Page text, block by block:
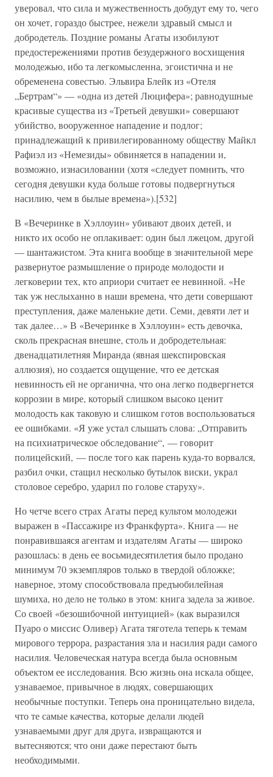
уверовал, что сила и мужественность добудут ему то, чего
он хочет, гораздо быстрее, нежели здравый смысл и
добродетель. Поздние романы Агаты изобилуют
предостережениями против безудержного восхищения
молодежью, ибо та легкомысленна, эгоистична и не
обременена совестью. Эльвира Блейк из «Отеля
„Бертрам“» — «одна из детей Люцифера»; равнодушные
красивые существа из «Третьей девушки» совершают
убийство, вооруженное нападение и подлог;
принадлежащий к привилегированному обществу Майкл
Рафиэл из «Немезиды» обвиняется в нападении и,
возможно, изнасиловании (хотя «следует помнить, что
сегодня девушки куда больше готовы подвергнуться
насилию, чем в былые времена»).[532]
В «Вечеринке в Хэллоуин» убивают двоих детей, и
никто их особо не оплакивает: один был лжецом, другой
— шантажистом. Эта книга вообще в значительной мере
развернутое размышление о природе молодости и
легковерии тех, кто априори считает ее невинной. «Не
так уж неслыханно в наши времена, что дети совершают
преступления, даже маленькие дети. Семи, девяти лет и
так далее…» В «Вечеринке в Хэллоуин» есть девочка,
сколь прекрасная внешне, столь и добродетельная:
двенадцатилетняя Миранда (явная шекспировская
аллюзия), но создается ощущение, что ее детская
невинность ей не органична, что она легко подвергнется
коррозии в мире, который слишком высоко ценит
молодость как таковую и слишком готов воспользоваться
ее ошибками. «Я уже устал слышать слова: „Отправить
на психиатрическое обследование“, — говорит
полицейский, — после того как парень куда-то ворвался,
разбил очки, стащил несколько бутылок виски, украл
столовое серебро, ударил по голове старуху».
Но четче всего страх Агаты перед культом молодежи
выражен в «Пассажире из Франкфурта». Книга — не
понравившаяся агентам и издателям Агаты — широко
разошлась: в день ее восьмидесятилетия было продано
минимум 70 экземпляров только в твердой обложке;
наверное, этому способствовала предъюбилейная
шумиха, но дело не только в этом: книга задела за живое.
Со своей «безошибочной интуицией» (как выразился
Пуаро о миссис Оливер) Агата тяготела теперь к темам
мирового террора, разрастания зла и насилия ради самого
насилия. Человеческая натура всегда была основным
объектом ее исследования. Всю жизнь она искала общее,
узнаваемое, привычное в людях, совершающих
необычные поступки. Теперь она проницательно видела,
что те самые качества, которые делали людей
узнаваемыми друг для друга, извращаются и
вытесняются; что они даже перестают быть
необходимыми.